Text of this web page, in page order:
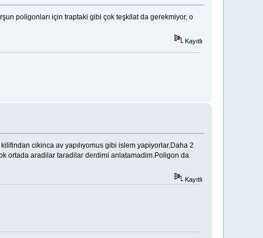
poligonları için traptaki gibi çok teşkilat da gerekmiyor, o
Kayıtlı
cikinca av yapılıyomus gibi islem yapiyorlar.Daha 2
ortada aradilar taradilar derdimi anlatamadim.Poligon da
Kayıtlı